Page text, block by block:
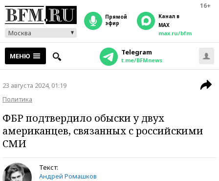
16+
Москва
прямой
эфир
Канал в
MAX
max.ru/bfm
МЕНЮ Telegram
t.me/BFMnews
23 августа 2024, 01:19
Политика
ФБР подтвердило обыски у двух
американцев, связанных с российскими
СМИ
Текст:
Андрей Ромашков